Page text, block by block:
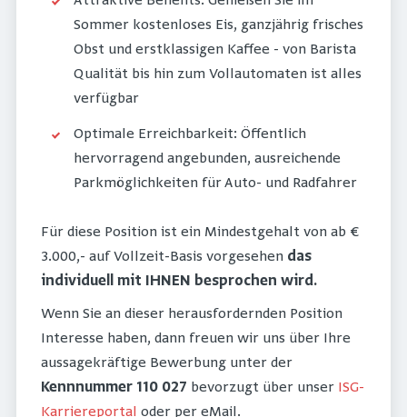
Sommer kostenloses Eis, ganzjährig frisches
Obst und erstklassigen Kaffee - von Barista
Qualität bis hin zum Vollautomaten ist alles
verfügbar
Optimale Erreichbarkeit: Öffentlich
hervorragend angebunden, ausreichende
Parkmöglichkeiten für Auto- und Radfahrer
Für diese Position ist ein Mindestgehalt von ab €
3.000,- auf Vollzeit-Basis vorgesehen das
individuell mit IHNEN besprochen wird.
Wenn Sie an dieser herausfordernden Position
Interesse haben, dann freuen wir uns über Ihre
aussagekräftige Bewerbung unter der
Kennnummer 110 027 bevorzugt über unser ISG-
Karriereportal oder per eMail.